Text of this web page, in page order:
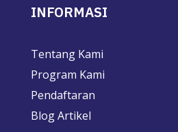
INFORMASI
Tentang Kami
Program Kami
Pendaftaran
Blog Artikel